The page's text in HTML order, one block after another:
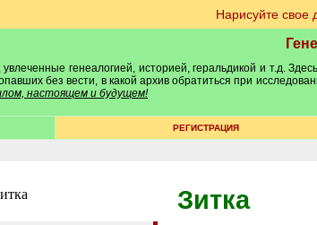
Нарисуйте свое
генеалогией, историей, геральдикой и т.д.
без вести, в какой архив обратиться при
настоящем и будущем!
РЕГИСТРАЦИЯ
Зитка